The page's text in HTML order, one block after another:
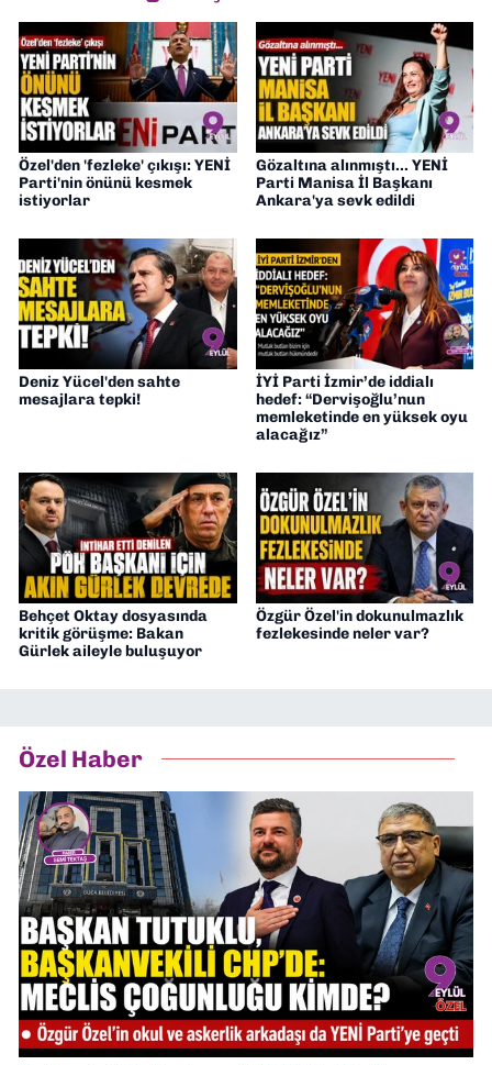
Özel'den 'fezleke' çıkışı: YENİ
Parti'nin önünü kesmek
istiyorlar
Gözaltına alınmıştı... YENİ
Parti Manisa İl Başkanı
Ankara'ya sevk edildi
Deniz Yücel'den sahte
mesajlara tepki!
İYİ Parti İzmir’de iddialı
hedef: “Dervişoğlu’nun
memleketinde en yüksek oyu
alacağız”
Behçet Oktay dosyasında
kritik görüşme: Bakan
Gürlek aileyle buluşuyor
Özgür Özel'in dokunulmazlık
fezlekesinde neler var?
Özel Haber